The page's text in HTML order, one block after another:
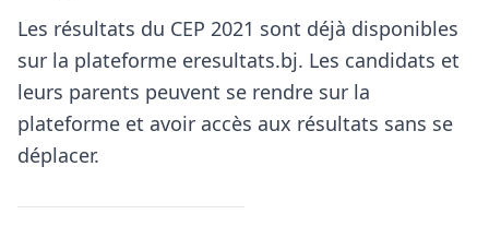
Les résultats du CEP 2021 sont déjà disponibles
sur la plateforme eresultats.bj. Les candidats et
leurs parents peuvent se rendre sur la
plateforme et avoir accès aux résultats sans se
déplacer.